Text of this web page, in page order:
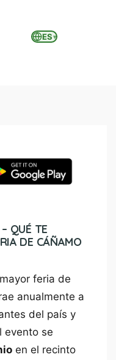
ES▾
QUÉ TE
DE CÁÑAMO
feria de
anualmente a
del país y
evento se
en el recinto